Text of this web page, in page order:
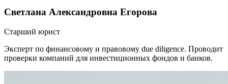
Светлана Александровна Егорова
Старший юрист
Эксперт по финансовому и правовому due diligence. Проводит
проверки компаний для инвестиционных фондов и банков.